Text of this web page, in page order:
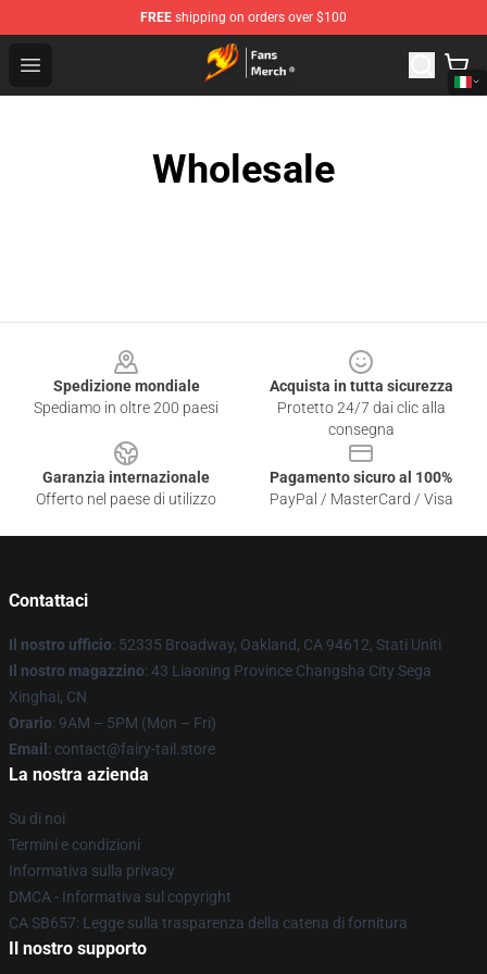
FREE shipping on orders over $100
Open menu
Fairy Tail Store - Official Fairy Tail Merchandise Shop
Wholesale
Spedizione mondiale
Spediamo in oltre 200 paesi
Acquista in tutta sicurezza
Protetto 24/7 dai clic alla
consegna
Garanzia internazionale
Offerto nel paese di utilizzo
Pagamento sicuro al 100%
PayPal / MasterCard / Visa
Contattaci
Il nostro ufficio: 52335 Broadway, Oakland, CA 94612, Stati Uniti
Il nostro magazzino: 43 Liaoning Province Changsha City Sega
Xinghai, CN
Orario: 9AM – 5PM (Mon – Fri)
Email : contact@fairy-tail.store
La nostra azienda
Su di noi
Termini e condizioni
Informativa sulla privacy
DMCA - Informativa sul copyright
CA SB657: Legge sulla trasparenza della catena di fornitura
Il nostro supporto